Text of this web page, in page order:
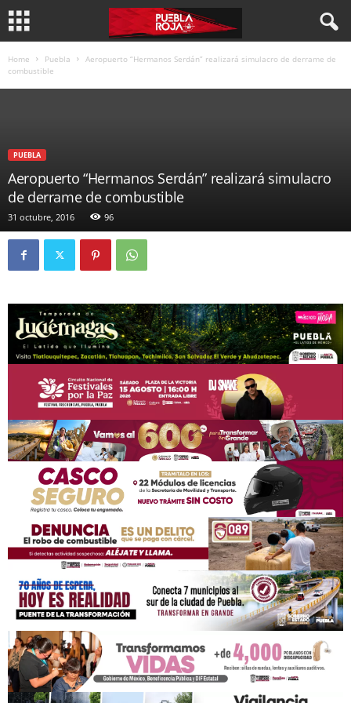
Home Puebla
Aeropuerto “Hermanos Serdán” realizará simulacro de derrame de
combustible
PUEBLA
Aeropuerto “Hermanos Serdán” realizará simulacro
de derrame de combustible
31 octubre, 2016 96